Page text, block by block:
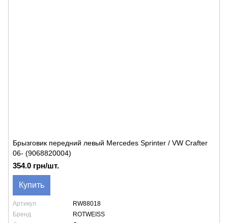
Брызговик передний левый Mercedes Sprinter / VW Crafter
06- (9068820004)
354.0 грн/шт.
Купить
Артикул
RW88018
Бренд
ROTWEISS